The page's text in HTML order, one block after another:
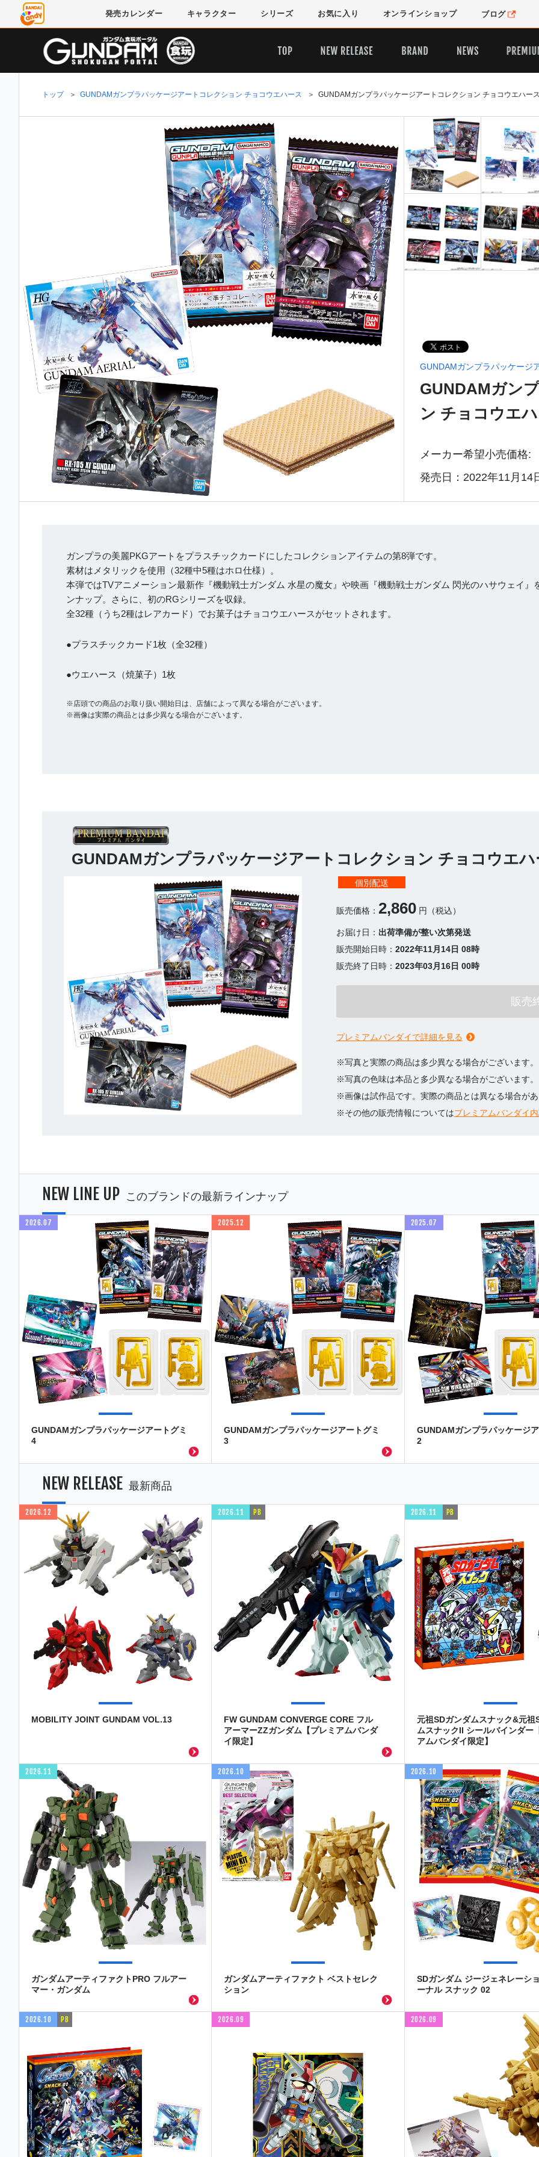
発売カレンダー キャラクター シリーズ お気に入り オンラインショップ ブログ
トップ ＞ GUNDAMガンプラパッケージアートコレクション チョコウエハース ＞ GUNDAMガンプラパッケージアートコレクション チョコウエハー
GUNDAMガンプラパッケージ
GUNDAMガン
ン チョコウエ
メーカー希望小売価格:
発売日：2022年11月14
ガンプラの美麗PKGアートをプラスチックカードにしたコレクションアイテムの第8弾です。
素材はメタリックを使用（32種中5種はホロ仕様）。
本弾ではTVアニメーション最新作『機動戦士ガンダム 水星の魔女』や映画『機動戦士ガンダム 閃光のハサウェイ』
ンナップ。さらに、初のRGシリーズを収録。
全32種（うち2種はレアカード）でお菓子はチョコウエハースがセットされます。
●プラスチックカード1枚（全32種）
●ウエハース（焼菓子）1枚
※店頭での商品のお取り扱い開始日は、店舗によって異なる場合がございます。
※画像は実際の商品とは多少異なる場合がございます。
GUNDAMガンプラパッケージアートコレクション チョコウエハ
個別配送
販売価格： 2,860円（税込）
お届け日： 出荷準備が整い次第発送
販売開始日時： 2022年11月14日 08時
販売終了日時： 2023年03月16日 00時
販売
プレミアムバンダイで詳細を見る
※写真と実際の商品は多少異なる場合がございます。
※写真の色味は本品と多少異なる場合がございます。
※画像は試作品です。実際の商品とは異なる場合が
※その他の販売情報についてはプレミアムバンダイ
NEW LINE UP このブランドの最新ラインナップ
2026.07
GUNDAMガンプラパッケージアートグミ
4
2025.12
GUNDAMガンプラパッケージアートグミ
3
2025.07
GUNDAMガンプラパッケージ
2
NEW RELEASE 最新商品
2026.12
MOBILITY JOINT GUNDAM VOL.13
2026.11 PB
FW GUNDAM CONVERGE CORE フル
アーマーZZガンダム【プレミアムバンダ
イ限定】
2026.11 PB
元祖SDガンダムスナック&元祖
ムスナックII シールバインダー
アムバンダイ限定】
2026.11
ガンダムアーティファクトPRO フルアー
マー・ガンダム
2026.10
ガンダムアーティファクト ベストセレク
ション
2026.10
SDガンダム ジージェネレーシ
ーナル スナック 02
2026.10 PB 2026.09 2026.09